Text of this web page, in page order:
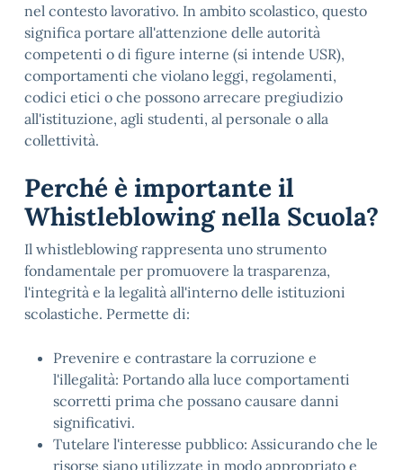
nel contesto lavorativo. In ambito scolastico, questo
significa portare all'attenzione delle autorità
competenti o di figure interne (si intende USR),
comportamenti che violano leggi, regolamenti,
codici etici o che possono arrecare pregiudizio
all'istituzione, agli studenti, al personale o alla
collettività.
Perché è importante il
Whistleblowing nella Scuola?
Il whistleblowing rappresenta uno strumento
fondamentale per promuovere la trasparenza,
l'integrità e la legalità all'interno delle istituzioni
scolastiche. Permette di:
Prevenire e contrastare la corruzione e
l'illegalità: Portando alla luce comportamenti
scorretti prima che possano causare danni
significativi.
Tutelare l'interesse pubblico: Assicurando che le
risorse siano utilizzate in modo appropriato e